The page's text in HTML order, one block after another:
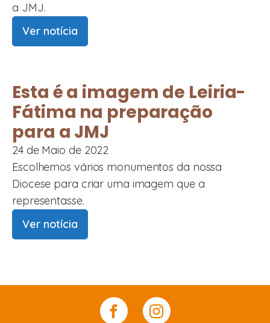
a JMJ.
Ver notícia
Esta é a imagem de Leiria-
Fátima na preparação
para a JMJ
24 de Maio de 2022
Escolhemos vários monumentos da nossa
Diocese para criar uma imagem que a
representasse.
Ver notícia